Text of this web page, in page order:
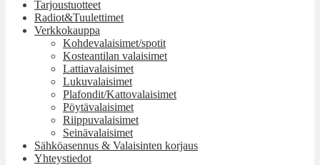
Tarjoustuotteet
Radiot&Tuulettimet
Verkkokauppa
Kohdevalaisimet/spotit
Kosteantilan valaisimet
Lattiavalaisimet
Lukuvalaisimet
Plafondit/Kattovalaisimet
Pöytävalaisimet
Riippuvalaisimet
Seinävalaisimet
Sähköasennus & Valaisinten korjaus
Yhteystiedot